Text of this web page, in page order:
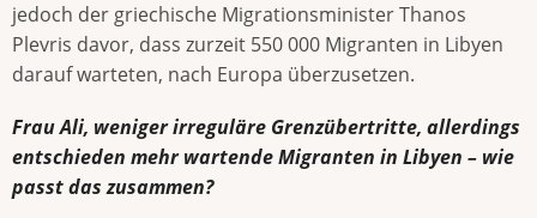
jedoch der griechische Migrationsminister Thanos
Plevris davor, dass zurzeit 550 000 Migranten in Libyen
darauf warteten, nach Europa überzusetzen.
Frau Ali, weniger irreguläre Grenzübertritte, allerdings
entschieden mehr wartende Migranten in Libyen – wie
passt das zusammen?